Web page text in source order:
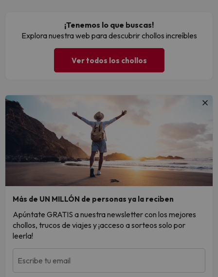
¡Tenemos lo que buscas!
Explora nuestra web para descubrir chollos increíbles
Ver todos los chollos
Más de UN MILLÓN de personas ya la reciben
Apúntate GRATIS a nuestra newsletter con los mejores
chollos, trucos de viajes y ¡acceso a sorteos solo por
leerla!
Escribe tu email